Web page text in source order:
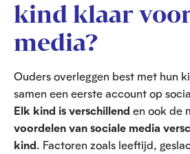
kind klaar
media?
Ouders overleggen best met hun
samen een eerste account op
Elk kind is verschillend en ook de
voordelen van sociale media
kind. Factoren zoals leeftijd,